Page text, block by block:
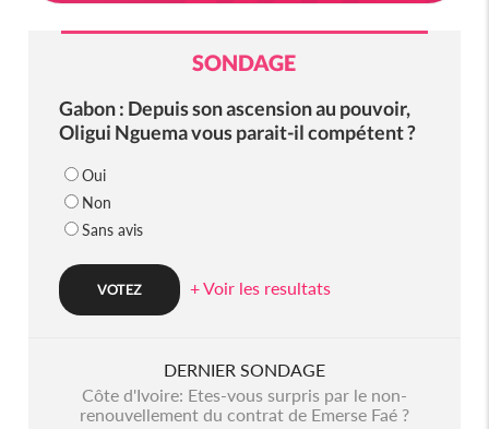
SONDAGE
Gabon : Depuis son ascension au pouvoir,
Oligui Nguema vous parait-il compétent ?
Oui
Non
Sans avis
+ Voir les resultats
DERNIER SONDAGE
Côte d'Ivoire: Etes-vous surpris par le non-
renouvellement du contrat de Emerse Faé ?